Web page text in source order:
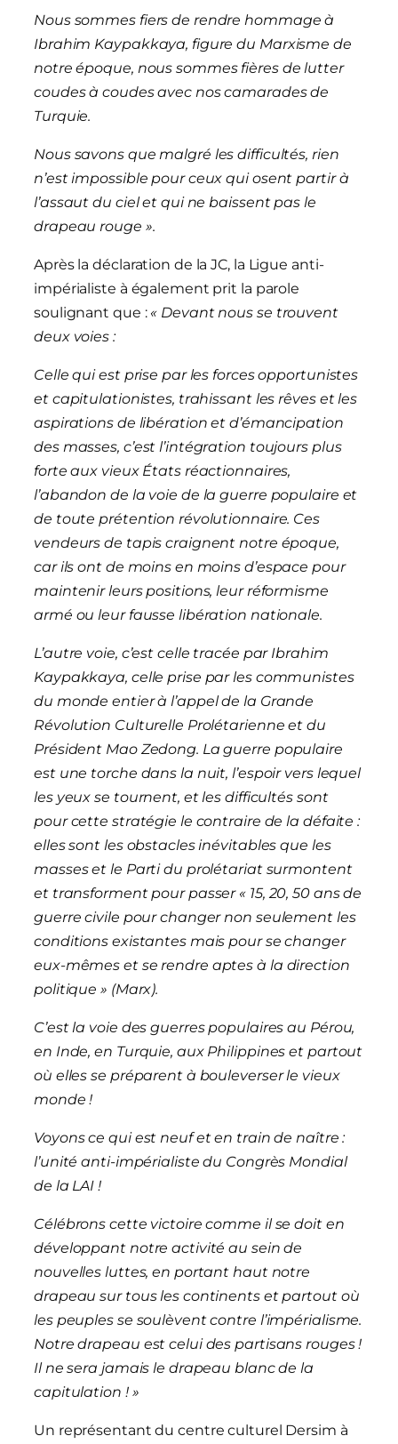
Nous sommes fiers de rendre hommage à
Ibrahim Kaypakkaya, figure du Marxisme de
notre époque, nous sommes fières de lutter
coudes à coudes avec nos camarades de
Turquie.
Nous savons que malgré les difficultés, rien
n’est impossible pour ceux qui osent partir à
l’assaut du ciel et qui ne baissent pas le
drapeau rouge ».
Après la déclaration de la JC, la Ligue anti-
impérialiste à également prit la parole
soulignant que : « Devant nous se trouvent
deux voies :
Celle qui est prise par les forces opportunistes
et capitulationistes, trahissant les rêves et les
aspirations de libération et d’émancipation
des masses, c’est l’intégration toujours plus
forte aux vieux États réactionnaires,
l’abandon de la voie de la guerre populaire et
de toute prétention révolutionnaire. Ces
vendeurs de tapis craignent notre époque,
car ils ont de moins en moins d’espace pour
maintenir leurs positions, leur réformisme
armé ou leur fausse libération nationale.
L’autre voie, c’est celle tracée par Ibrahim
Kaypakkaya, celle prise par les communistes
du monde entier à l’appel de la Grande
Révolution Culturelle Prolétarienne et du
Président Mao Zedong. La guerre populaire
est une torche dans la nuit, l’espoir vers lequel
les yeux se tournent, et les difficultés sont
pour cette stratégie le contraire de la défaite :
elles sont les obstacles inévitables que les
masses et le Parti du prolétariat surmontent
et transforment pour passer « 15, 20, 50 ans de
guerre civile pour changer non seulement les
conditions existantes mais pour se changer
eux-mêmes et se rendre aptes à la direction
politique » (Marx).
C’est la voie des guerres populaires au Pérou,
en Inde, en Turquie, aux Philippines et partout
où elles se préparent à bouleverser le vieux
monde !
Voyons ce qui est neuf et en train de naître :
l’unité anti-impérialiste du Congrès Mondial
de la LAI !
Célébrons cette victoire comme il se doit en
développant notre activité au sein de
nouvelles luttes, en portant haut notre
drapeau sur tous les continents et partout où
les peuples se soulèvent contre l’impérialisme.
Notre drapeau est celui des partisans rouges !
Il ne sera jamais le drapeau blanc de la
capitulation ! »
Un représentant du centre culturel Dersim à